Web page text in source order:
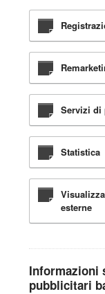
Servizi di
Statistica
esterne
Informazioni
pubblicitari